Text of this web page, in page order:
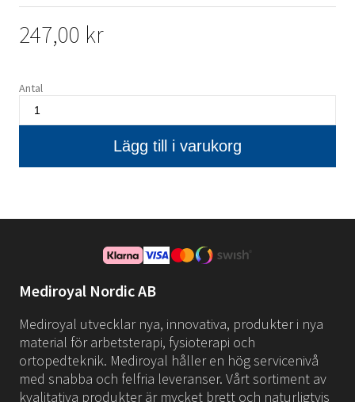
247,00 kr
Antal
Mediroyal Nordic AB
Mediroyal utvecklar nya, innovativa, produkter i nya
material för arbetsterapi, fysioterapi och
ortopedteknik. Mediroyal håller en hög servicenivå
med snabba och felfria leveranser. Vårt sortiment av
kvalitativa produkter är mycket brett och naturligtvis